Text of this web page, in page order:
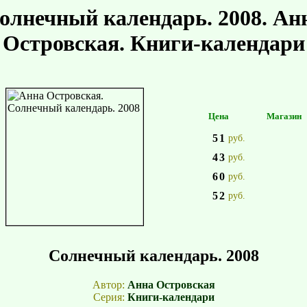
календарь. 2008.
Островская. Книги-календари
Цена Магазин
51 руб.
43 руб.
60 руб.
52 руб.
Солнечный календарь. 2008
Автор: Анна Островская
Серия: Книги-календари